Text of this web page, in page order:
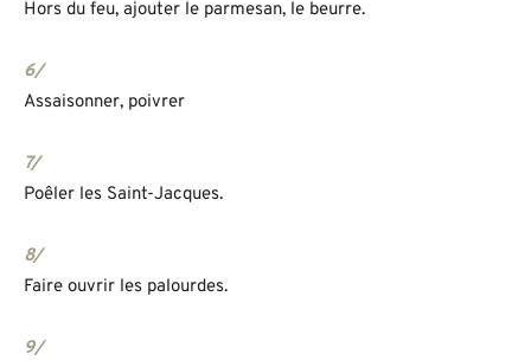
Hors du feu, ajouter le parmesan, le beurre.
6/
Assaisonner, poivrer
7/
Poêler les Saint-Jacques.
8/
Faire ouvrir les palourdes.
9/